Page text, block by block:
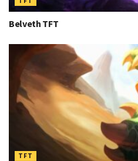
Belveth TFT
TFT